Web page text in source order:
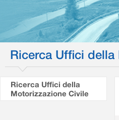
Ricerca Uffici
Ricerca Uffici della
Motorizzazione Civile